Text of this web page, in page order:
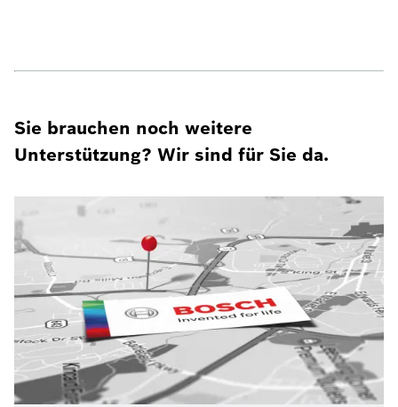
Sie brauchen noch weitere
Unterstützung? Wir sind für Sie da.